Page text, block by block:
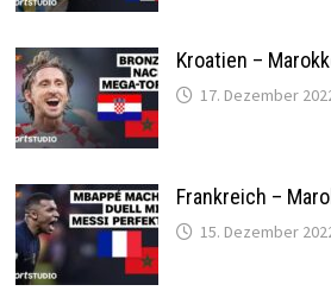
Kroatien –
17. Dezember
Frankreich –
15. Dezember